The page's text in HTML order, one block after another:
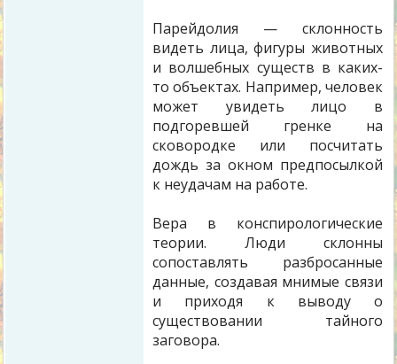
Парейдолия — склонность
видеть лица, фигуры животных
и волшебных существ в каких-
то объектах. Например, человек
может увидеть лицо в
подгоревшей гренке на
сковородке или посчитать
дождь за окном предпосылкой
к неудачам на работе.
Вера в конспирологические
теории. Люди склонны
сопоставлять разбросанные
данные, создавая мнимые связи
и приходя к выводу о
существовании тайного
заговора.